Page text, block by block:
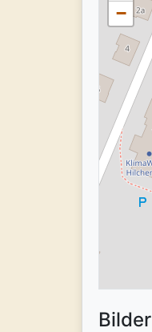
−
Bilder